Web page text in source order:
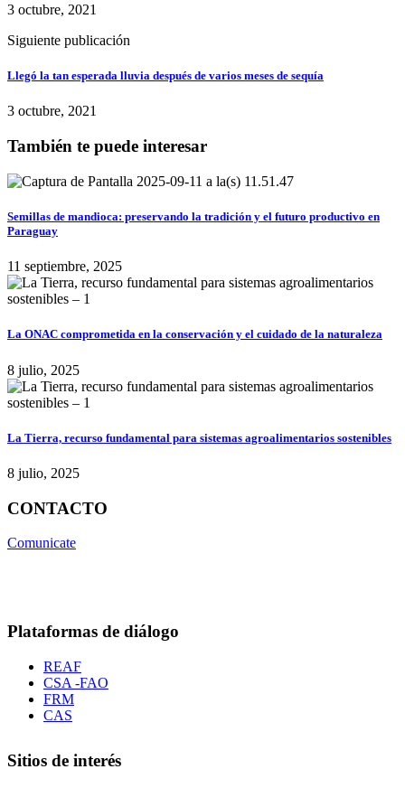
3 octubre, 2021
Siguiente publicación
Llegó la tan esperada lluvia después de varios meses de sequía
3 octubre, 2021
También te puede interesar
Semillas de mandioca: preservando la tradición y el futuro productivo en
Paraguay
11 septiembre, 2025
La ONAC comprometida en la conservación y el cuidado de la naturaleza
8 julio, 2025
La Tierra, recurso fundamental para sistemas agroalimentarios sostenibles
8 julio, 2025
CONTACTO
Comunicate
Plataformas de diálogo
REAF
CSA -FAO
FRM
CAS
Sitios de interés